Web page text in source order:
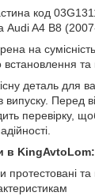
код
Audi A4 B8
на
встановлення та
деталь для
випуску. Перед
перевірку,
в KingAvtoLom:
протестовані та